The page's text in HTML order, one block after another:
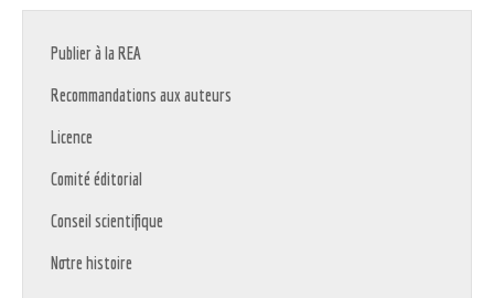
Publier à la REA
Recommandations aux auteurs
Licence
Comité éditorial
Conseil scientifique
Notre histoire